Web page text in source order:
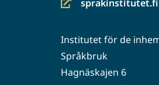
sprakinstitutet.fi
(siirryt
palveluun)
Institutet för de
Språkbruk
Hagnäskajen 6